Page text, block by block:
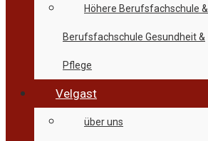
Höhere Berufsfachschule &
Berufsfachschule Gesundheit &
Pflege
Velgast
über uns